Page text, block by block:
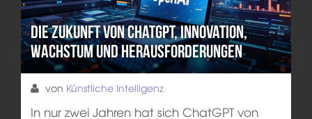
Die Zukunft von ChatGPT, Innovation,
Wachstum und Herausforderungen
von Künstliche Intelligenz
In nur zwei Jahren hat sich ChatGPT von